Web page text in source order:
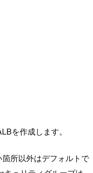
を作成します。
所以外はデフォルトで